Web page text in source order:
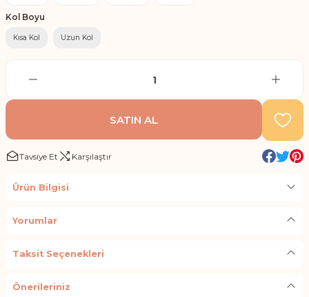
Kol Boyu
Kısa Kol Uzun Kol
SATIN AL
Tavsiye Et Karşılaştır
Ürün Bilgisi
Yorumlar
Taksit Seçenekleri
Önerileriniz